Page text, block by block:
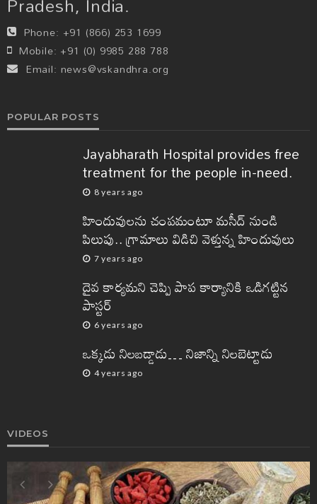
Phone: +91 (866) 253 1699
Mobile: +91 (0) 9985 288 788
Email: news@vskandhra.org
POPULAR POSTS
Jayabharath Hospital provides free
treatment for the people in-need.
8 years ago
హిందువులను చంపమంటూ మసీద్ నుండి
పిలుపు.. గ్రామాలు విడిచి వెళ్తున్న హిందువులు
7 years ago
దైవ కార్యమని చెప్పి పాప కార్యానికి ఒడిగట్టిన
పాస్టర్
6 years ago
ఒక్కడు నిలబడ్డాడు… నిజాన్ని నిలబెట్టాడు
4 years ago
VIDEOS